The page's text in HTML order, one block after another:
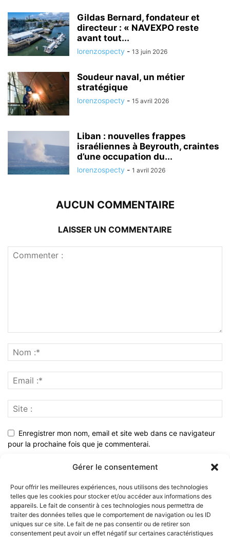
Gérer le consentement
Pour offrir les meilleures expériences, nous utilisons des technologies
telles que les cookies pour stocker et/ou accéder aux informations des
appareils. Le fait de consentir à ces technologies nous permettra de
traiter des données telles que le comportement de navigation ou les ID
uniques sur ce site. Le fait de ne pas consentir ou de retirer son
consentement peut avoir un effet négatif sur certaines caractéristiques
Gildas Bernard, fondateur et
directeur : « NAVEXPO reste
avant tout...
lorenzospecty - 13 juin 2026
Soudeur naval, un métier
stratégique
lorenzospecty - 15 avril 2026
Liban : nouvelles frappes
israéliennes à Beyrouth, craintes
d’une occupation du...
lorenzospecty - 1 avril 2026
AUCUN COMMENTAIRE
LAISSER UN COMMENTAIRE
Enregistrer mon nom, email et site web dans ce navigateur
pour la prochaine fois que je commenterai.